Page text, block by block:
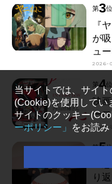
第3位
『
が
ュー
2026-
第4位
映
ー
2026-
第5位
『
り
当サイトでは、サイ
(Cookie)を使用してい
サイトのクッキー
ーポリシー」
をお読み